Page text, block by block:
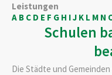
Leistungen
A B C D E F G H IJ K L M N
Schulen
Die Städte und